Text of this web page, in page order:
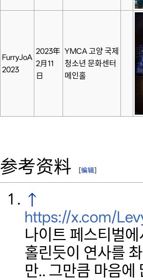
FurryJoA
2023
2023年
2月11
日
YMCA 고양 국제
청소년 문화센터
메인홀
参考资料 [编辑]
↑
https://x.com/
나이트 페스티벌
홀린듯이 연사를
만.. 그만큼 마음